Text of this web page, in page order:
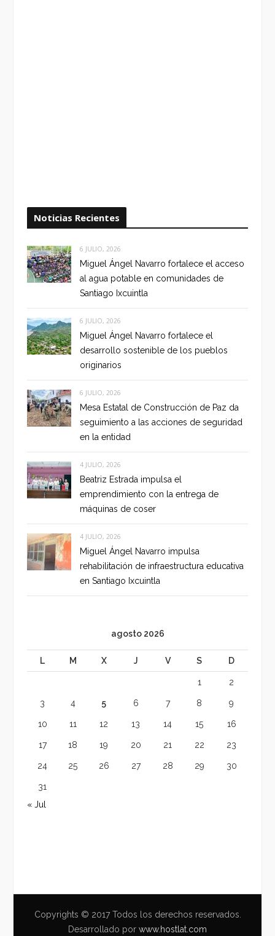
Noticias Recientes
6 JULIO, 2026
Miguel Ángel Navarro fortalece el acceso
al agua potable en comunidades de
Santiago Ixcuintla
6 JULIO, 2026
Miguel Ángel Navarro fortalece el
desarrollo sostenible de los pueblos
originarios
6 JULIO, 2026
Mesa Estatal de Construcción de Paz da
seguimiento a las acciones de seguridad
en la entidad
4 JULIO, 2026
Beatriz Estrada impulsa el
emprendimiento con la entrega de
máquinas de coser
4 JULIO, 2026
Miguel Ángel Navarro impulsa
rehabilitación de infraestructura educativa
en Santiago Ixcuintla
agosto 2026
L M X J V S D
1 2
3 4 5 6 7 8 9
10 11 12 13 14 15 16
17 18 19 20 21 22 23
24 25 26 27 28 29 30
31
« Jul
Copyrights © 2017 Todos los derechos reservados.
Desarrollado por www.hostlat.com